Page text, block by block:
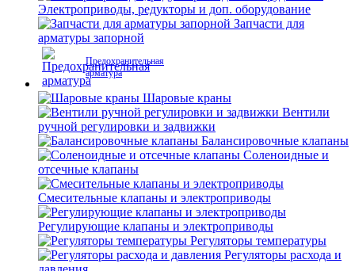
Электроприводы, редукторы и доп. оборудование
Запчасти для
арматуры запорной
Предохранительная
арматура
Шаровые краны
Вентили
ручной регулировки и задвижки
Балансировочные клапаны
Соленоидные и
отсечные клапаны
Смесительные клапаны и электроприводы
Регулирующие клапаны и электроприводы
Регуляторы температуры
Регуляторы расхода и